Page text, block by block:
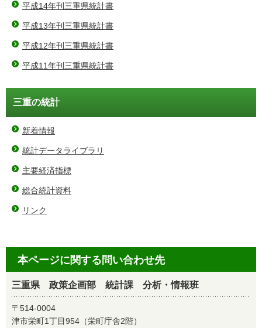
平成14年刊三重県統計書
平成13年刊三重県統計書
平成12年刊三重県統計書
平成11年刊三重県統計書
三重の統計
新着情報
統計データライブラリ
主要経済指標
総合統計資料
リンク
本ページに関する問い合わせ先
三重県 政策企画部 統計課 分析・情報班
〒514-0004
津市栄町1丁目954（栄町庁舎2階）